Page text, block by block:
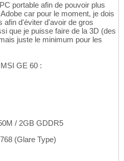
portable afin de pouvoir plus
car pour le moment, je dois
afin d'éviter d'avoir de gros
que je puisse faire de la 3D (des
juste le minimum pour les
GE 60 :
/ 2GB GDDR5
(Glare Type)